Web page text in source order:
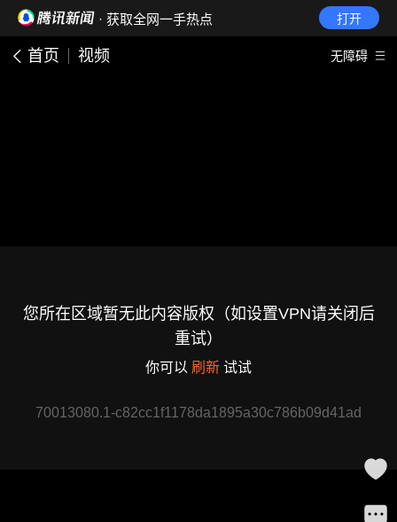
· 获取全网一手热点 打开
首页 视频 无障碍
您所在区域暂无此内容版权（如设置VPN请关闭后
重试）
你可以 刷新 试试
70013080.1-c82cc1f1178da1895a30c786b09d41ad